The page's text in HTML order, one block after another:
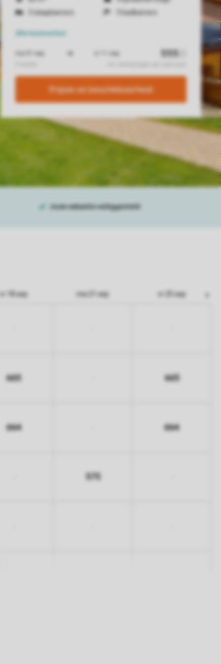
3 slaapkamers
3 badkamers
Alle kenmerken
Prijzen en beschikbaarheid
vr 18 sep ma 21 sep vr 25 sep
665 665
664 664
575